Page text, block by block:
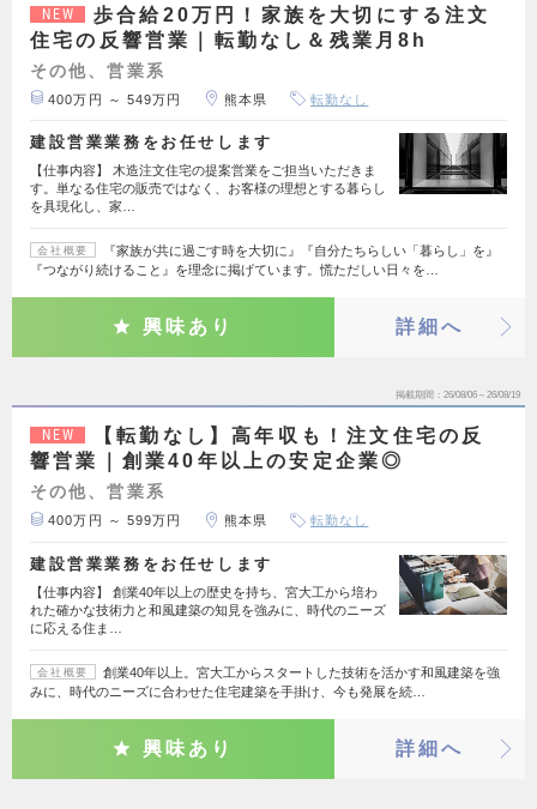
NEW
歩合給20万円！家族を大切にする注文
住宅の反響営業｜転勤なし＆残業月8h
その他、営業系
400万円 ～ 549万円 熊本県 転勤なし
建設営業業務をお任せします
【仕事内容】 木造注文住宅の提案営業をご担当いただきま
す。単なる住宅の販売ではなく、お客様の理想とする暮らし
を具現化し、家…
会社概要
『家族が共に過ごす時を大切に』『自分たちらしい「暮らし」を』
『つながり続けること』を理念に掲げています。慌ただしい日々を…
興味あり 詳細へ
掲載期間 26/08/06～26/08/19
NEW
【転勤なし】高年収も！注文住宅の反
響営業｜創業40年以上の安定企業◎
その他、営業系
400万円 ～ 599万円 熊本県 転勤なし
建設営業業務をお任せします
【仕事内容】 創業40年以上の歴史を持ち、宮大工から培わ
れた確かな技術力と和風建築の知見を強みに、時代のニーズ
に応える住ま…
会社概要
創業40年以上。宮大工からスタートした技術を活かす和風建築を強
みに、時代のニーズに合わせた住宅建築を手掛け、今も発展を続…
興味あり 詳細へ